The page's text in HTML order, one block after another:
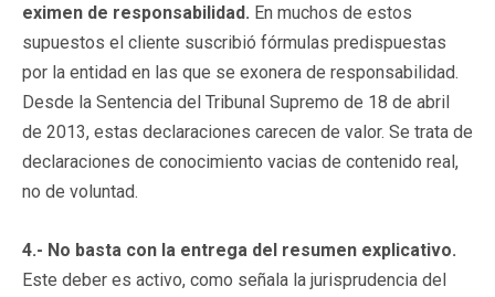
eximen de responsabilidad. En muchos de estos
supuestos el cliente suscribió fórmulas predispuestas
por la entidad en las que se exonera de responsabilidad.
Desde la Sentencia del Tribunal Supremo de 18 de abril
de 2013, estas declaraciones carecen de valor. Se trata de
declaraciones de conocimiento vacias de contenido real,
no de voluntad.
4.- No basta con la entrega del resumen explicativo.
Este deber es activo, como señala la jurisprudencia del